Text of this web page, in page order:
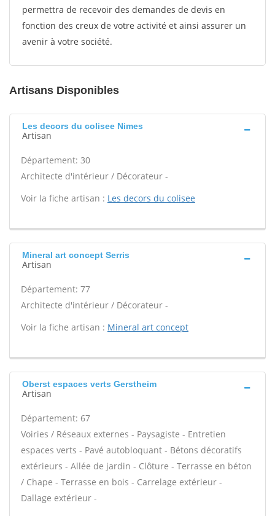
permettra de recevoir des demandes de devis en
fonction des creux de votre activité et ainsi assurer un
avenir à votre société.
Artisans Disponibles
Les decors du colisee Nimes
Artisan
Département: 30
Architecte d'intérieur / Décorateur -
Voir la fiche artisan : Les decors du colisee
Mineral art concept Serris
Artisan
Département: 77
Architecte d'intérieur / Décorateur -
Voir la fiche artisan : Mineral art concept
Oberst espaces verts Gerstheim
Artisan
Département: 67
Voiries / Réseaux externes - Paysagiste - Entretien
espaces verts - Pavé autobloquant - Bétons décoratifs
extérieurs - Allée de jardin - Clôture - Terrasse en béton
/ Chape - Terrasse en bois - Carrelage extérieur -
Dallage extérieur -